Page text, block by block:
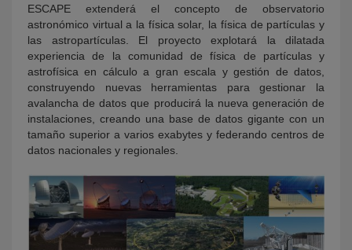
ESCAPE extenderá el concepto de observatorio
astronómico virtual a la física solar, la física de partículas y
las astropartículas. El proyecto explotará la dilatada
experiencia de la comunidad de física de partículas y
astrofísica en cálculo a gran escala y gestión de datos,
construyendo nuevas herramientas para gestionar la
avalancha de datos que producirá la nueva generación de
instalaciones, creando una base de datos gigante con un
tamaño superior a varios exabytes y federando centros de
datos nacionales y regionales.